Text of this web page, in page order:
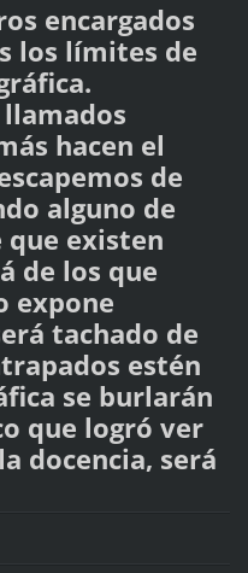
encargados
los límites de
hacen el
de
alguno de
que existen
de los que
expone
tachado de
estén
se burlarán
que logró ver
docencia, será